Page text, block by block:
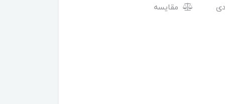
مقایسه